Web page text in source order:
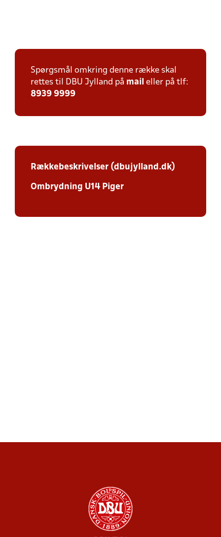
Spørgsmål omkring denne række skal
rettes til DBU Jylland på mail eller på tlf:
8939 9999
Rækkebeskrivelser (dbujylland.dk)
Ombrydning U14 Piger